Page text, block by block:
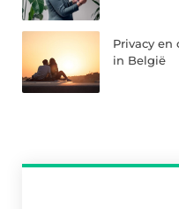
Privacy
in België